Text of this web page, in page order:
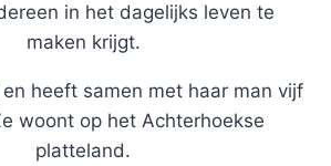
in het dagelijks leven te
maken krijgt.
heeft samen met haar man vijf
woont op het Achterhoekse
platteland.